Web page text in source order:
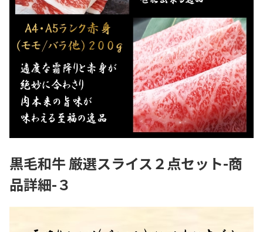
黒毛和牛 厳選スライス２点セット-商
品詳細-３